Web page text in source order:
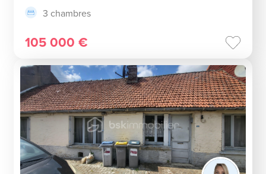
3 chambres
105 000 €